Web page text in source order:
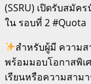
(SSRU) เปิดรับสมั
ใน รอบที่ 2 #Quota
สำหรับผู้มี ความส
พร้อมมอบโอกาสพิเ
เรียนหรือความสาม